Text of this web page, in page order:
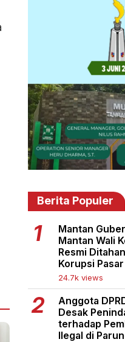
Berita Populer
Mantan
Mantan Wali
Resmi
Korupsi
24.7k views
Anggota
Desak
terhadap
Ilegal di